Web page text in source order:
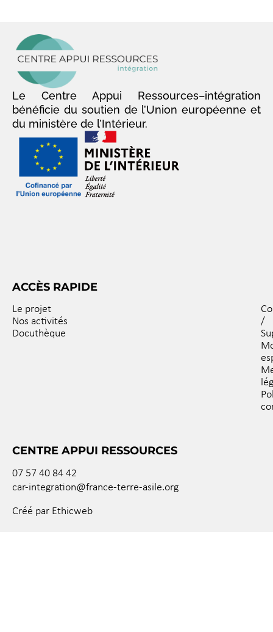
Le Centre Appui Ressources–intégration
bénéficie du soutien de l’Union européenne et
du ministère de l’Intérieur.
ACCÈS RAPIDE
Le projet
Nos activités
Docuthèque
/
CENTRE APPUI RESSOURCES
07 57 40 84 42
car-integration@france-terre-asile.org
Créé par Ethicweb